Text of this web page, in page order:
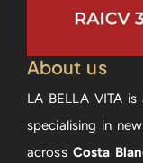
About us
LA BELLA VITA is
specialising in
across Costa